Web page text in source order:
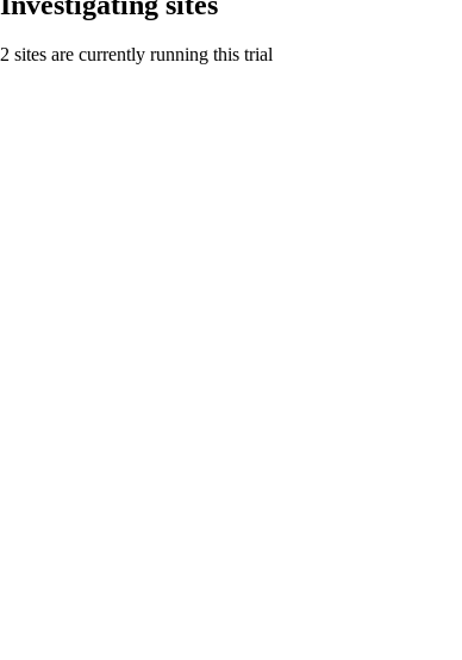
2 sites are currently running this trial